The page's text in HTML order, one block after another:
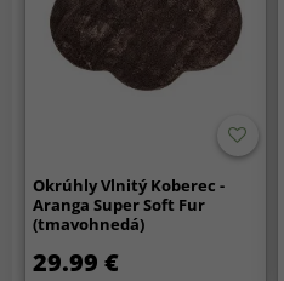
Okrúhly Vlnitý Koberec -
Aranga Super Soft Fur
(tmavohnedá)
29.99 €